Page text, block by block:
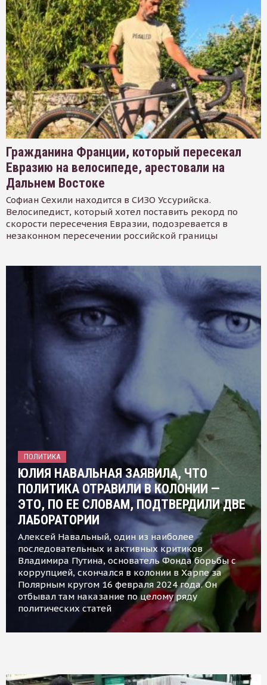
Гражданина Франции, который пересекал
Евразию на велосипеде, арестовали на
Дальнем Востоке
Софиан Сехили находится в СИЗО Уссурийска.
Велосипедист, который хотел поставить рекорд по
скорости пересечения Евразии, подозревается в
незаконном пересечении российской границы
ПОЛИТИКА
ЮЛИЯ НАВАЛЬНАЯ ЗАЯВИЛА, ЧТО
ПОЛИТИКА ОТРАВИЛИ В КОЛОНИИ —
ЭТО, ПО ЕЕ СЛОВАМ, ПОДТВЕРДИЛИ ДВЕ
ЛАБОРАТОРИИ
Алексей Навальный, один из наиболее
последовательных и активных критиков
Владимира Путина, основатель Фонда борьбы с
коррупцией, скончался в колонии в Харпе за
Полярным кругом 16 февраля 2024 года. Он
отбывал там наказание по целому ряду
политических статей